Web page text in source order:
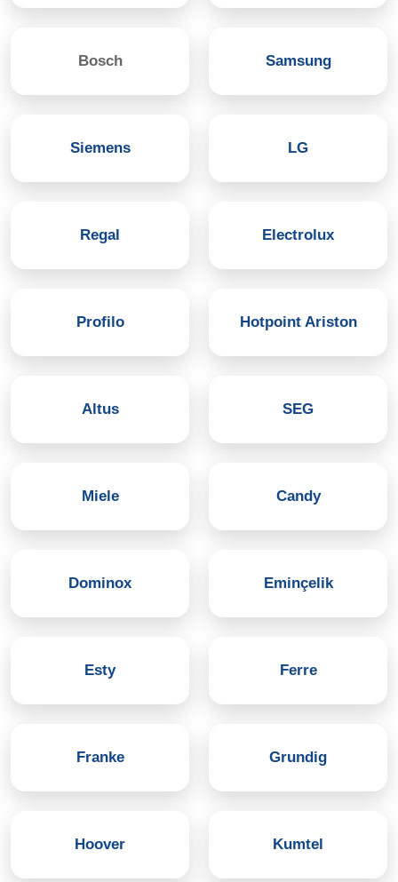
Bosch Samsung
Siemens LG
Regal Electrolux
Profilo Hotpoint Ariston
Altus SEG
Miele Candy
Dominox Eminçelik
Esty Ferre
Franke Grundig
Hoover Kumtel